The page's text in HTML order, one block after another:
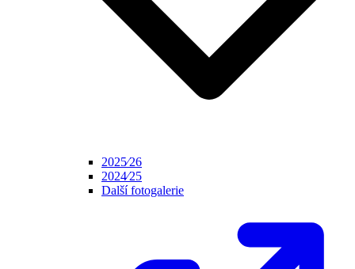
2025⁄26
2024⁄25
Další fotogalerie